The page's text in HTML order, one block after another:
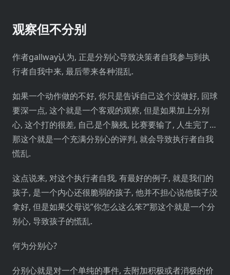
观察但不分别
作者gallway认为, 正是分别心导致决策者自我参与到执
行者自我中来, 最后带来各种混乱.
如果一个动作做的不好, 你只是告诉自己这个没做好, 回球
要深一点, 这个就是一个客观的观察, 但是如果加上分别
心, 这个打的很差, 自己是个脑残, 比赛要输了, 人生完了…
那这个就是一个充满分别心的评判, 就会导致执行者自我
慌乱.
这点说来, 对这个执行者自我, 有最好的例子, 就是我们的
孩子, 是一个内心还很脆弱的孩子, 他并不担心说他筷子没
拿好, 但是如果父母说”你怎么这么笨?”那这个就是一个分
别心, 导致孩子的慌乱.
何为分别心?
分别心就是对一个单纯的事件, 去附加积极或者消极的价